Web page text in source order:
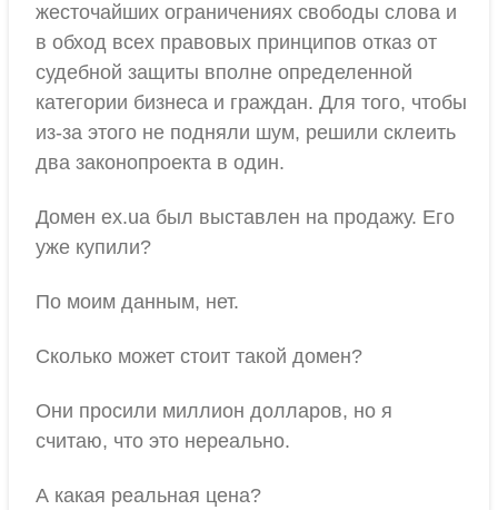
жесточайших ограничениях свободы слова и
в обход всех правовых принципов отказ от
судебной защиты вполне определенной
категории бизнеса и граждан. Для того, чтобы
из-за этого не подняли шум, решили склеить
два законопроекта в один.
Домен ex.ua был выставлен на продажу. Его
уже купили?
По моим данным, нет.
Сколько может стоит такой домен?
Они просили миллион долларов, но я
считаю, что это нереально.
А какая реальная цена?